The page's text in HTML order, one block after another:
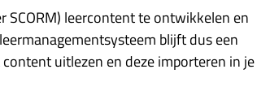
leercontent te ontwikkelen en
blijft dus een
uitlezen en deze importeren in je